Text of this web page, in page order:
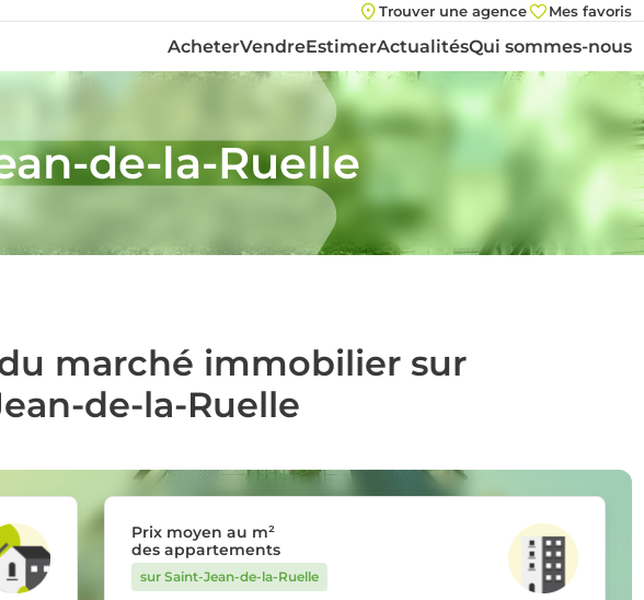
Trouver une agence Mes favoris
AcheterVendreEstimerActualitésQui sommes-nous
de-la-Ruelle
marché immobilier sur
de-la-Ruelle
Prix moyen au m²
des appartements
sur Saint-Jean-de-la-Ruelle